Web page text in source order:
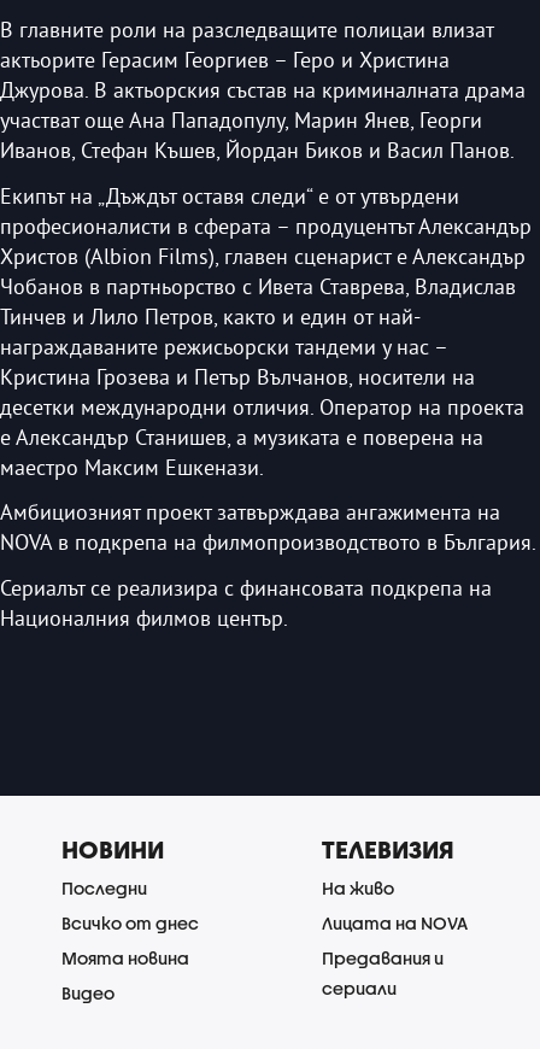
В главните роли на разследващите полицаи влизат
актьорите Герасим Георгиев – Геро и Христина
Джурова. В актьорския състав на криминалната драма
участват още Ана Пападопулу, Марин Янев, Георги
Иванов, Стефан Къшев, Йордан Биков и Васил Панов.
Екипът на „Дъждът оставя следи“ е от утвърдени
професионалисти в сферата – продуцентът Александър
Христов (Albion Films), главен сценарист е Александър
Чобанов в партньорство с Ивета Ставрева, Владислав
Тинчев и Лило Петров, както и един от най-
награждаваните режисьорски тандеми у нас –
Кристина Грозева и Петър Вълчанов, носители на
десетки международни отличия. Оператор на проекта
е Александър Станишев, а музиката е поверена на
маестро Максим Ешкенази.
Амбициозният проект затвърждава ангажимента на
NOVA в подкрепа на филмопроизводството в България.
Сериалът се реализира с финансовата подкрепа на
Националния филмов център.
НОВИНИ
Последни
Всичко от днес
Моята новина
Видео
ТЕЛЕВИЗИЯ
На живо
Лицата на NOVA
Предавания и
сериали